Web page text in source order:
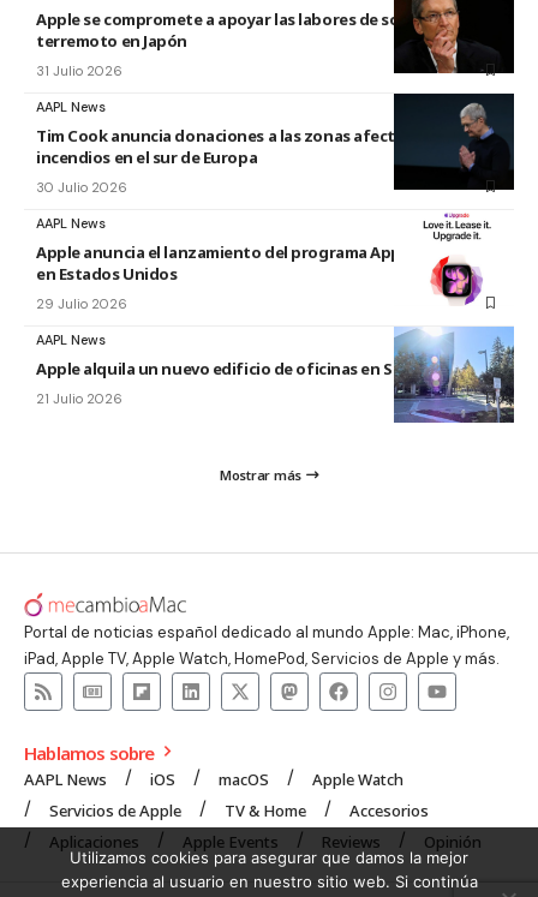
Apple se compromete a apoyar las labores de socorro tras el
terremoto en Japón
31 Julio 2026
AAPL News
Tim Cook anuncia donaciones a las zonas afectadas por los
incendios en el sur de Europa
30 Julio 2026
AAPL News
Apple anuncia el lanzamiento del programa Apple Upgrade
en Estados Unidos
29 Julio 2026
AAPL News
Apple alquila un nuevo edificio de oficinas en Sunnyvale
21 Julio 2026
Mostrar más
Portal de noticias español dedicado al mundo Apple: Mac, iPhone,
iPad, Apple TV, Apple Watch, HomePod, Servicios de Apple y más.
Hablamos sobre
AAPL News iOS macOS
Apple Watch
Servicios de Apple
TV & Home
Accesorios
Aplicaciones
Apple Events Reviews Opinión
Utilizamos cookies para asegurar que damos la mejor
experiencia al usuario en nuestro sitio web. Si continúa